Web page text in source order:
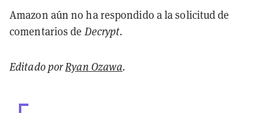
Amazon aún no ha respondido a la solicitud de
comentarios de Decrypt.
Editado porRyan Ozawa.